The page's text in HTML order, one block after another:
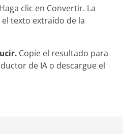
Haga clic en Convertir. La
texto extraído de la
Copie el resultado para
de IA o descargue el